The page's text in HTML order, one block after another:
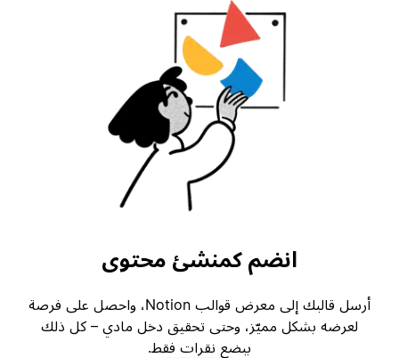
انضم كمنشئ محتوى
أرسل قالبك إلى معرض قوالب Notion، واحصل على فرصة
لعرضه بشكل مميّز، وحتى تحقيق دخل مادي – كل ذلك
ببضع نقرات فقط.